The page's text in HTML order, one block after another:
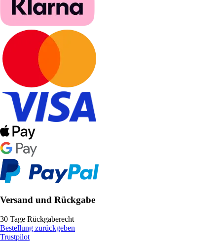
Versand und Rückgabe
30 Tage Rückgaberecht
Bestellung zurückgeben
Trustpilot